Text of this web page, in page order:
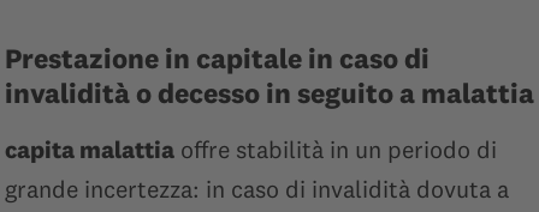
Prestazione in capitale in caso di
invalidità o decesso in seguito a malattia
capita malattia offre stabilità in un periodo di
grande incertezza: in caso di invalidità dovuta a